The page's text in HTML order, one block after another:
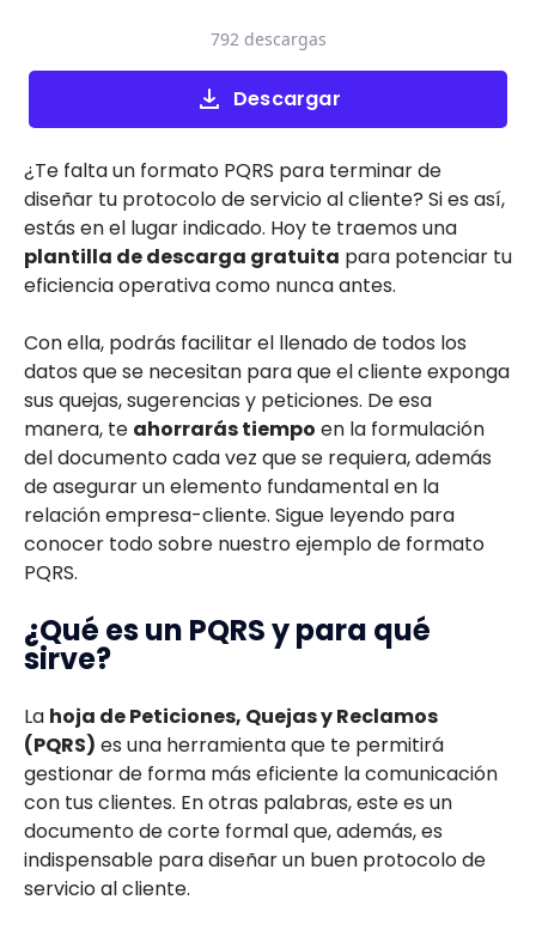
Descargar
792 descargas
¿Te falta un formato PQRS para terminar de
diseñar tu protocolo de servicio al cliente? Si es así,
estás en el lugar indicado. Hoy te traemos una
plantilla de descarga gratuita para potenciar tu
eficiencia operativa como nunca antes.
Con ella, podrás facilitar el llenado de todos los
datos que se necesitan para que el cliente exponga
sus quejas, sugerencias y peticiones. De esa
manera, te ahorrarás tiempo en la formulación
del documento cada vez que se requiera, además
de asegurar un elemento fundamental en la
relación empresa-cliente. Sigue leyendo para
conocer todo sobre nuestro ejemplo de formato
PQRS.
¿Qué es un PQRS y para qué
sirve?
La hoja de Peticiones, Quejas y Reclamos
(PQRS) es una herramienta que te permitirá
gestionar de forma más eficiente la comunicación
con tus clientes. En otras palabras, este es un
documento de corte formal que, además, es
indispensable para diseñar un buen protocolo de
servicio al cliente.